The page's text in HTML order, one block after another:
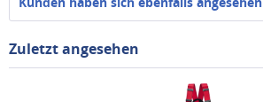
Zuletzt angesehen